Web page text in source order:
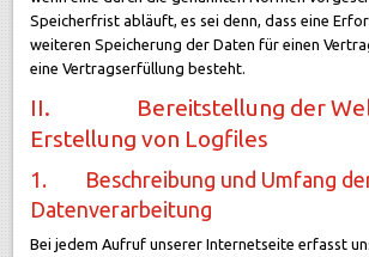
Speicherfrist abläuft, es sei denn, dass eine
weiteren Speicherung der Daten für einen
eine Vertragserfüllung besteht.
II. Bereitstellung der
Erstellung von Logfiles
1. Beschreibung und Umfang
Datenverarbeitung
Bei jedem Aufruf unserer Internetseite erfasst